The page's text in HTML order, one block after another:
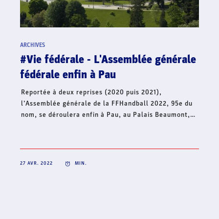
ARCHIVES
#Hand'Solidaire - La famille du
de fonds en soutien à l’Ukraine
Dans le contexte international actuel et face à la
situation humanitaire qui s’aggrave, le handball
français continue d’affirmer son soutien à l’Ukraine et
lance, ce jour, une collecte de fonds à travers sa
Fondation Hand’Solidaire. Cet élan de solidarité
22 AVR. 2022 MIN.